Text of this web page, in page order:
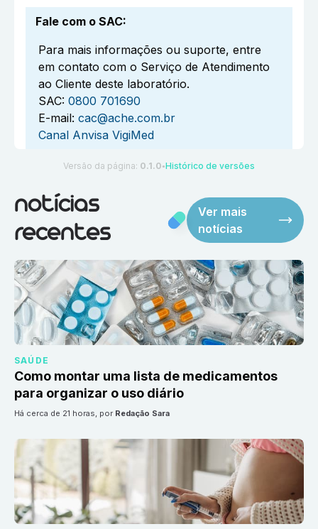
Fale com o SAC:
Para mais informações ou suporte, entre
em contato com o Serviço de Atendimento
ao Cliente deste laboratório.
SAC: 0800 701690
E-mail: cac@ache.com.br
Canal Anvisa VigiMed
Versão da página: 0.1.0 ●Histórico de versões
notícias
recentes
Ver mais
notícias
SAÚDE
Como montar uma lista de medicamentos
para organizar o uso diário
há cerca de 21 horas, por Redação Sara